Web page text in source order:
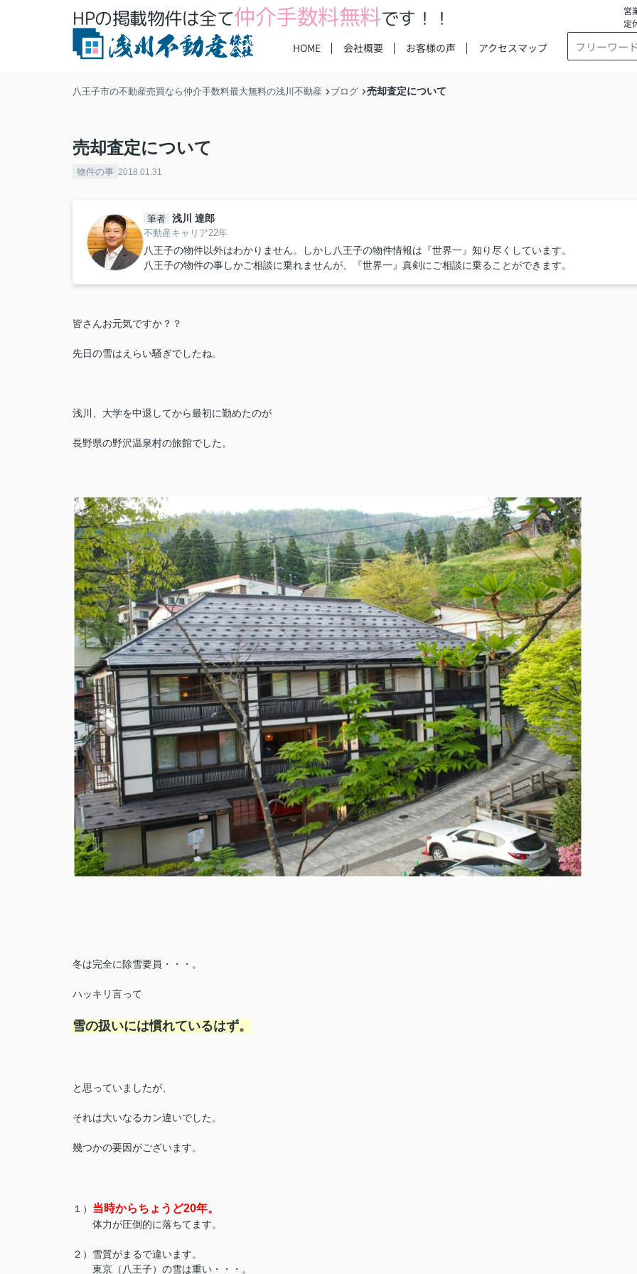
HPの掲載物件は全て仲介手数料無料です！！
営
定
HOME 会社概要 お客様の声 アクセスマップ
八王子市の不動産売買なら仲介手数料最大無料の浅川不動産 ブログ 売却査定について
売却査定について
物件の事 2018.01.31
筆者 浅川 達郎
不動産キャリア22年
八王子の物件以外はわかりません。しかし八王子の物件情報は『世界一』知り尽くしています。
八王子の物件の事しかご相談に乗れませんが、『世界一』真剣にご相談に乗ることができます。
皆さんお元気ですか？？
先日の雪はえらい騒ぎでしたね。
浅川、大学を中退してから最初に勤めたのが
長野県の野沢温泉村の旅館でした。
冬は完全に除雪要員・・・。
ハッキリ言って
雪の扱いには慣れているはず。
と思っていましたが、
それは大いなるカン違いでした。
幾つかの要因がございます。
１） 当時からちょうど20年。
体力が圧倒的に落ちてます。
２）雪質がまるで違います。
東京（八王子）の雪は重い・・・。